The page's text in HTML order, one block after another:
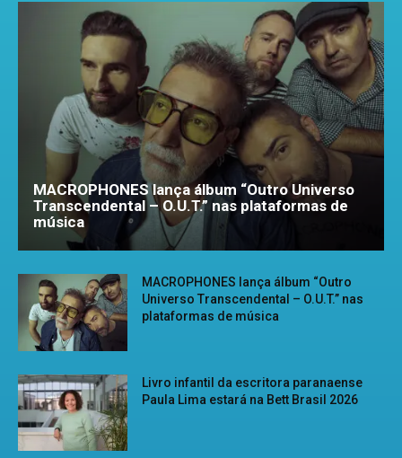
MACROPHONES lança álbum “Outro Universo
Transcendental – O.U.T.” nas plataformas de
música
MACROPHONES lança álbum “Outro
Universo Transcendental – O.U.T.” nas
plataformas de música
Livro infantil da escritora paranaense
Paula Lima estará na Bett Brasil 2026